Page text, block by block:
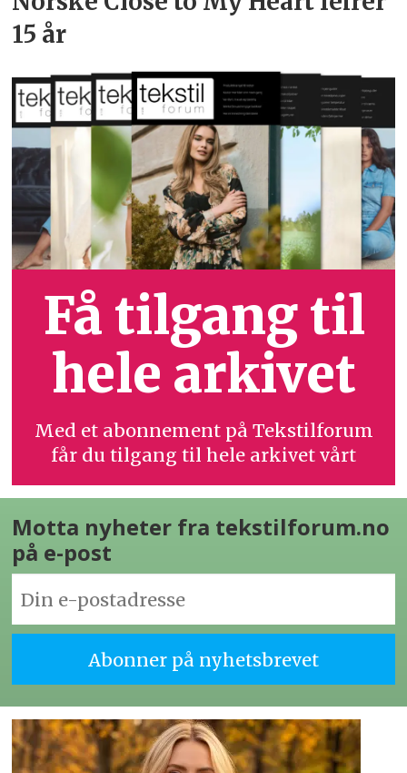
15 år
Få tilgang til
hele arkivet
Med et abonnement på Tekstilforum
får du tilgang til hele arkivet vårt
Motta nyheter fra tekstilforum.no
på e-post